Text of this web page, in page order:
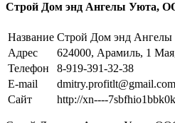
Строй Дом энд Ангелы Уюта,
Название Строй Дом энд
Адрес
624000, Арамиль, 1
Телефон
8-919-391-32-38
E-mail
dmitry.profitlt@gmail.com
Сайт
http://xn----